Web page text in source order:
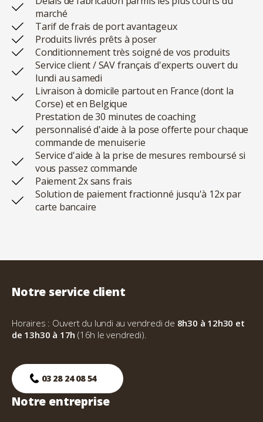
marché
Tarif de frais de port avantageux
Produits livrés prêts à poser
Conditionnement très soigné de vos produits
Service client / SAV français d'experts ouvert du
lundi au samedi
Livraison à domicile partout en France (dont la
Corse) et en Belgique
Prestation de 30 minutes de coaching
personnalisé d'aide à la pose offerte pour chaque
commande de menuiserie
Service d'aide à la prise de mesures remboursé si
vous passez commande
Paiement 2x sans frais
Solution de paiement fractionné jusqu'à 12x par
carte bancaire
Notre service client
Horaires : Ouvert du lundi au vendredi de 8h30 à 12h30 et
de 13h30 à 17h(16h le vendredi).
03 28 24 08 54
Notre entreprise